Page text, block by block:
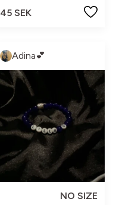
45 SEK
Adina💕
NO SIZE